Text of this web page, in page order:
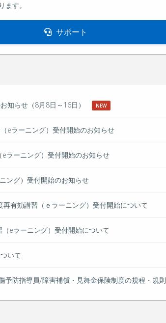
す。
サポート
知らせ（8月8日～16日） NEW
eラーニング）受付開始のお知らせ
eラーニング）受付開始のお知らせ
ング）受付開始のお知らせ
再有効講習（ｅラーニング）受付開始について
eラーニング）受付開始について
いて
予防指導員/障害補償・見舞金保険制度の規程・規則